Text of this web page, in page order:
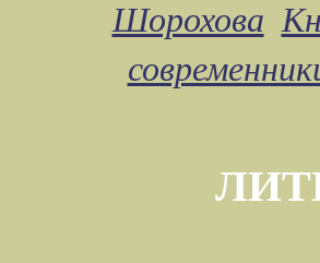
Шорохова